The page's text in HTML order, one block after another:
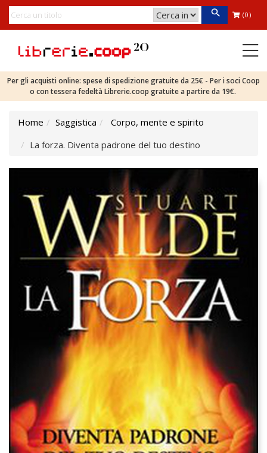
(0)
Per gli acquisti online: spese di spedizione gratuite da 25€ - Per i soci Coop
o con tessera fedeltà Librerie.coop gratuite a partire da 19€.
Home Saggistica
Corpo, mente e spirito
La forza. Diventa padrone del tuo destino